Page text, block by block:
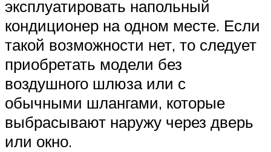
эксплуатировать напольный
кондиционер на одном месте. Если
такой возможности нет, то следует
приобретать модели без
воздушного шлюза или с
обычными шлангами, которые
выбрасывают наружу через дверь
или окно.